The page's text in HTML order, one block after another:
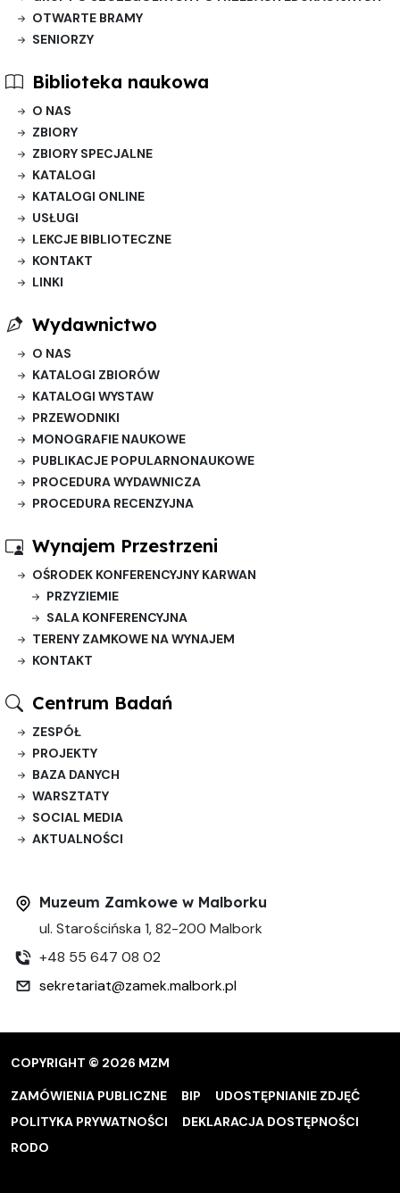
OTWARTE BRAMY
SENIORZY
Biblioteka naukowa
O NAS
ZBIORY
ZBIORY SPECJALNE
KATALOGI
KATALOGI ONLINE
USŁUGI
LEKCJE BIBLIOTECZNE
KONTAKT
LINKI
Wydawnictwo
O NAS
KATALOGI ZBIORÓW
KATALOGI WYSTAW
PRZEWODNIKI
MONOGRAFIE NAUKOWE
PUBLIKACJE POPULARNONAUKOWE
PROCEDURA WYDAWNICZA
PROCEDURA RECENZYJNA
Wynajem Przestrzeni
OŚRODEK KONFERENCYJNY KARWAN
PRZYZIEMIE
SALA KONFERENCYJNA
TERENY ZAMKOWE NA WYNAJEM
KONTAKT
Centrum Badań
ZESPÓŁ
PROJEKTY
BAZA DANYCH
WARSZTATY
SOCIAL MEDIA
AKTUALNOŚCI
Muzeum Zamkowe w Malborku
ul. Starościńska 1, 82-200 Malbork
+48 55 647 08 02
sekretariat@zamek.malbork.pl
COPYRIGHT © 2026 MZM
ZAMÓWIENIA PUBLICZNE BIP
UDOSTĘPNIANIE ZDJĘĆ
POLITYKA PRYWATNOŚCI
DEKLARACJA DOSTĘPNOŚCI
RODO